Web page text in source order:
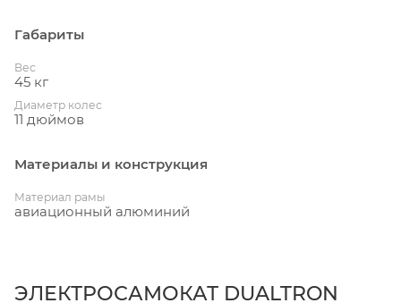
Габариты
Вес
45 кг
Диаметр колес
11 дюймов
Материалы и конструкция
Материал рамы
авиационный алюминий
ЭЛЕКТРОСАМОКАТ DUALTRON